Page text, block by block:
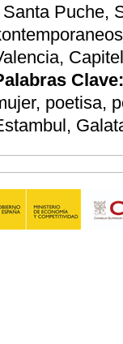
Santa Puche,
Clave:
poetisa,